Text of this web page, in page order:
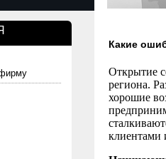
Какие
Открытие
региона.
хорошие
клиентами